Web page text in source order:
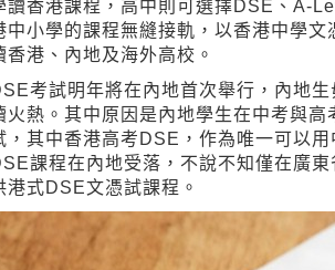
讀香港課程，高中則可選擇DSE、A-
中小學的課程無縫接軌，以香港中學
香港、內地及海外高校。
考試明年將在內地首次舉行，內地
火熱。其中原因是內地學生在中考與
，其中香港高考DSE，作為唯一可以
課程在內地受落，不說不知僅在廣
港式DSE文憑試課程。